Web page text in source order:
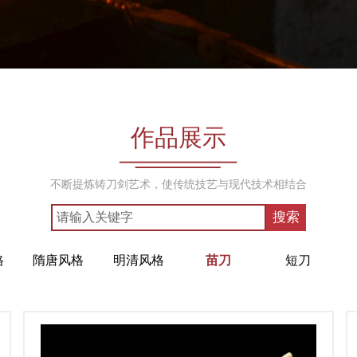
作品展示
不断提炼铸刀剑艺术，使传统技艺与现代技术相结合
搜索
隋唐风格 明清风格 苗刀 短刀